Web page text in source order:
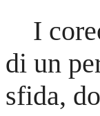
I
di un
sfida,